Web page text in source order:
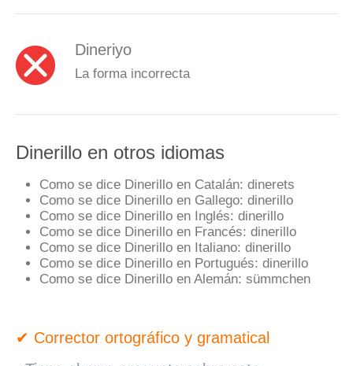
Dineriyo
La forma incorrecta
Dinerillo en otros idiomas
Como se dice Dinerillo en Catalán: dinerets
Como se dice Dinerillo en Gallego: dinerillo
Como se dice Dinerillo en Inglés: dinerillo
Como se dice Dinerillo en Francés: dinerillo
Como se dice Dinerillo en Italiano: dinerillo
Como se dice Dinerillo en Portugués: dinerillo
Como se dice Dinerillo en Alemán: sümmchen
✔ Corrector ortográfico y gramatical